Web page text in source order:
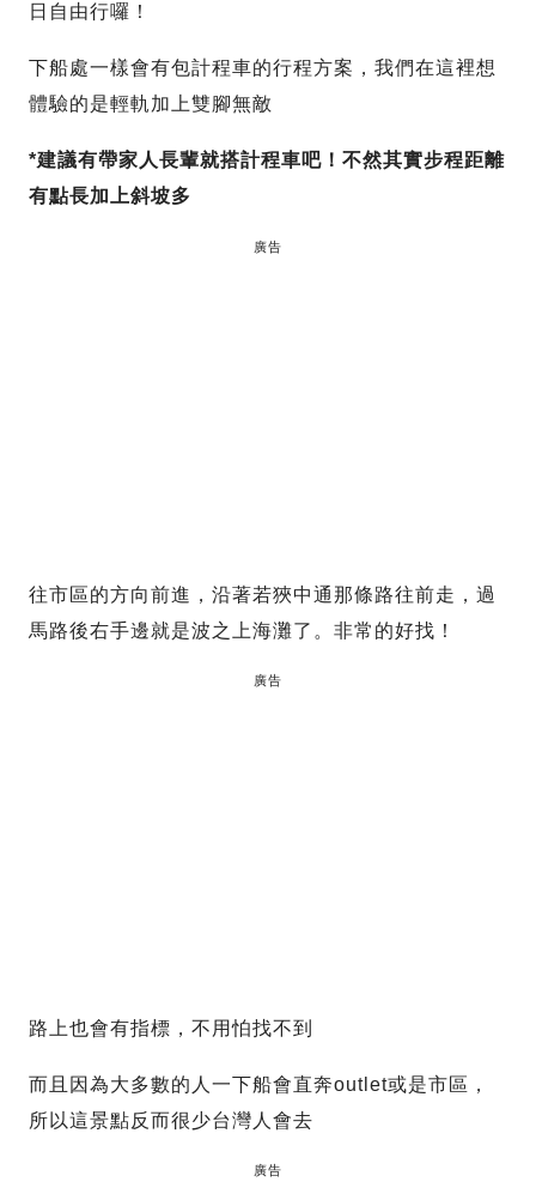
日自由行囉！
下船處一樣會有包計程車的行程方案，我們在這裡想
體驗的是輕軌加上雙腳無敵
*建議有帶家人長輩就搭計程車吧！不然其實步程距離
有點長加上斜坡多
廣告
往市區的方向前進，沿著若狹中通那條路往前走，過
馬路後右手邊就是波之上海灘了。非常的好找！
廣告
路上也會有指標，不用怕找不到
而且因為大多數的人一下船會直奔outlet或是市區，
所以這景點反而很少台灣人會去
廣告